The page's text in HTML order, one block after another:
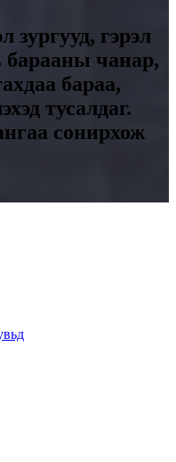
зургууд, гэрэл
барааны чанар,
бараа,
тусалдаг.
сонирхож